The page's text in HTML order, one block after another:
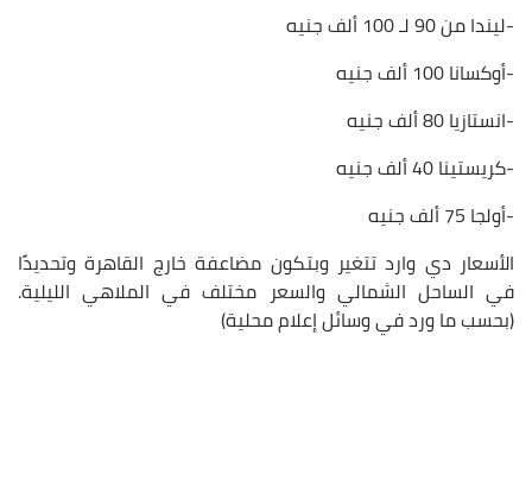
-ليندا من 90 لـ 100 ألف جنيه
-أوكسانا 100 ألف جنيه
-انستازيا 80 ألف جنيه
-كريستينا 40 ألف جنيه
-أولجا 75 ألف جنيه
الأسعار دي وارد تتغير وبتكون مضاعفة خارج القاهرة وتحديدًا
في الساحل الشمالي والسعر مختلف في الملاهي الليلية.
(بحسب ما ورد في وسائل إعلام محلية)